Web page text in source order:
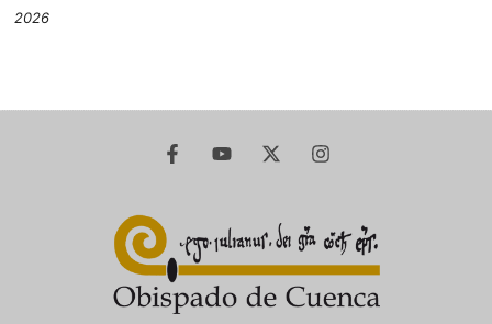
2026